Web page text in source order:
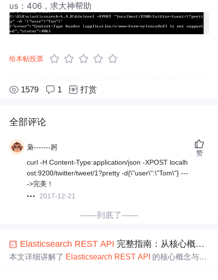
us：406，求大神帮助
给本帖投票
1579 1 打赏
全部评论
枭-------牁
curl -H Content-Type:application/json -XPOST localh
ost:9200/twitter/tweet/1?pretty -d{\"user\":\"Tom\"} ---
->完美！
2017-12-21
赞
——到底了——
Elasticsearch REST API 完整指南：从核心概念到 Java 实战
本文详细讲解了 Elasticsearch REST API 的核心概念与实